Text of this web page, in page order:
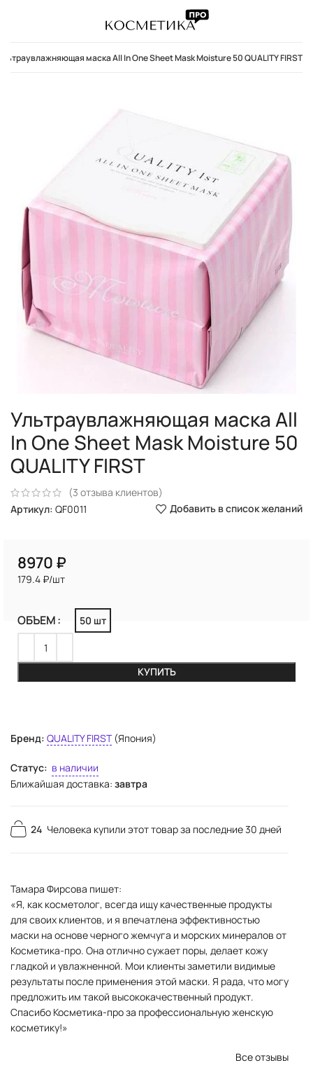
маска All In One Sheet Mask Moisture 50 QUALITY FIRST
Ультраувлажняющая маска All
In One Sheet Mask Moisture 50
QUALITY FIRST
(3 отзыва клиентов)
Артикул: QF0011 Добавить в список желаний
Бренд: QUALITY FIRST(Япония)
Статус: в наличии
Ближайшая доставка: завтра
24 Человека купили этот товар за последние 30 дней
Тамара Фирсова пишет:
«Я, как косметолог, всегда ищу качественные продукты
для своих клиентов, и я впечатлена эффективностью
маски на основе черного жемчуга и морских минералов от
Косметика-про. Она отлично сужает поры, делает кожу
гладкой и увлажненной. Мои клиенты заметили видимые
результаты после применения этой маски. Я рада, что могу
предложить им такой высококачественный продукт.
Спасибо Косметика-про за профессиональную женскую
косметику!»
Все отзывы
₽
179.4 ₽/шт
ОБЪЕМ 50 шт
КУПИТЬ